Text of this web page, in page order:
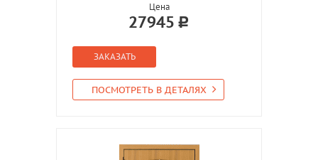
Цена
27945
ЗАКАЗАТЬ
ПОСМОТРЕТЬ В ДЕТАЛЯХ